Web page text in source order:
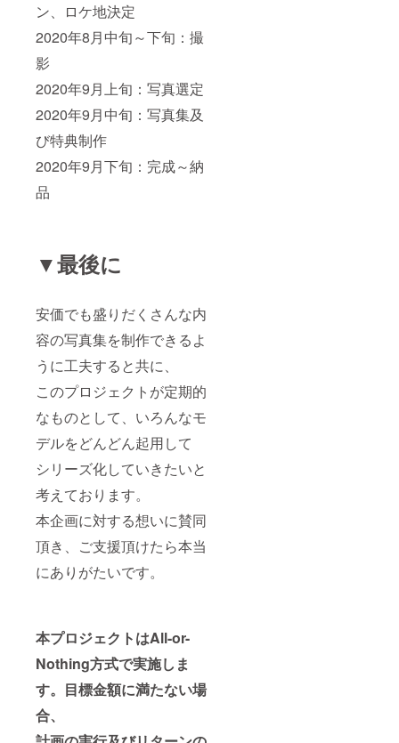
ン、ロケ地決定
2020年8月中旬～下旬：撮
影
2020年9月上旬：写真選定
2020年9月中旬：写真集及
び特典制作
2020年9月下旬：完成～納
品
▼最後に
安価でも盛りだくさんな内
容の写真集を制作できるよ
うに工夫すると共に、
このプロジェクトが定期的
なものとして、いろんなモ
デルをどんどん起用して
シリーズ化していきたいと
考えております。
本企画に対する想いに賛同
頂き、ご支援頂けたら本当
にありがたいです。
本プロジェクトはAll-or-
Nothing方式で実施しま
す。目標金額に満たない場
合、